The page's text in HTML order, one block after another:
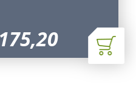
175,20